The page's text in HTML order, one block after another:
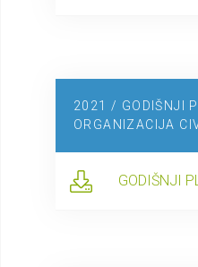
2021 / GODIŠNJI
ORGANIZACIJA
GODIŠNJI